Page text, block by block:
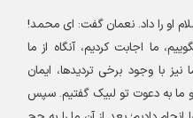
او را داد. نعمان گفت: ای محمد!
ما اجابت کردیم، آنگاه از ما
با وجود برخی تردیدها، ایمان
و ما به دعوت تو لبیک گفتیم. سپس